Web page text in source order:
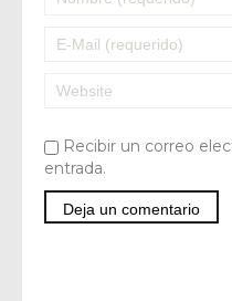
Recibir un correo
entrada.